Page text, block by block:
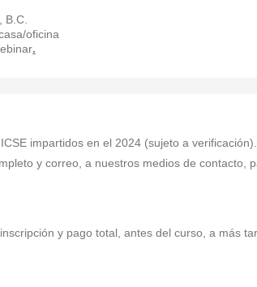
B.C.
oficina
.
impartidos en el 2024 (sujeto a verificación).
y correo, a nuestros medios de contacto,
y pago total, antes del curso, a más